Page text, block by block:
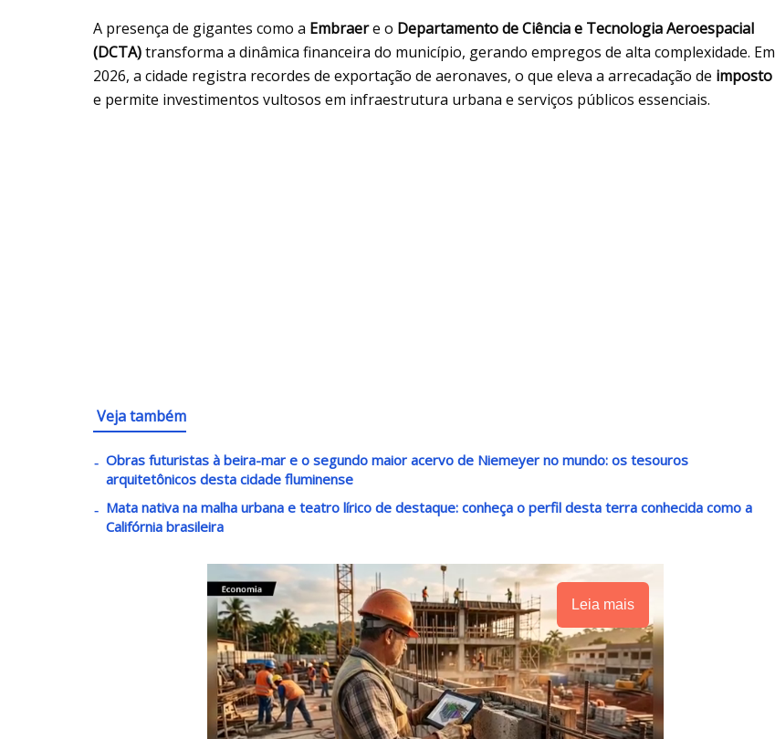
A presença de gigantes como a Embraere o Departamento de Ciência e Tecnologia Aeroespacial
(DCTA)transforma a dinâmica financeira do município, gerando empregos de alta complexidade. Em
2026, a cidade registra recordes de exportação de aeronaves, o que eleva a arrecadação de imposto
e permite investimentos vultosos em infraestrutura urbana e serviços públicos essenciais.
Veja também
Obras futuristas à beira-mar e o segundo maior acervo de Niemeyer no mundo: os tesouros
arquitetônicos desta cidade fluminense
Mata nativa na malha urbana e teatro lírico de destaque: conheça o perfil desta terra conhecida como a
Califórnia brasileira
Leia mais